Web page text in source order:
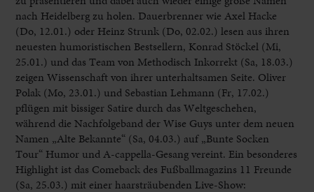
nach Heidelberg zu holen. Dauerbrenner wie Axel Hacke
(Do, 12.01.) oder Heinz Strunk (Do, 02.02.) lesen aus ihren
neuesten humoristischen Bestsellern, Konrad Stöckel (Mi,
25.01.) und das Team von Methodisch Inkorrekt (Sa, 18.03.)
zeigen Wissenschaft von ihrer unterhaltsamen Seite. Oliver
Polak (Mo, 23.01.) und Sebastian Lehmann (Fr, 17.02.)
pflügen mit bissiger Satire durch das Weltgeschehen,
während die Nachfolgeband der Wise Guys unter dem neuen
Namen „Alte Bekannte“ (Sa, 04.03.) auf „Bunte Socken
Tour“ Humor und A-cappella-Gesang vereint. Ein besonderes
Highlight ist das Comeback des Fußballmagazins 11 Freunde
(Sa, 25.03.) mit einer haarsträubenden Live-Show: